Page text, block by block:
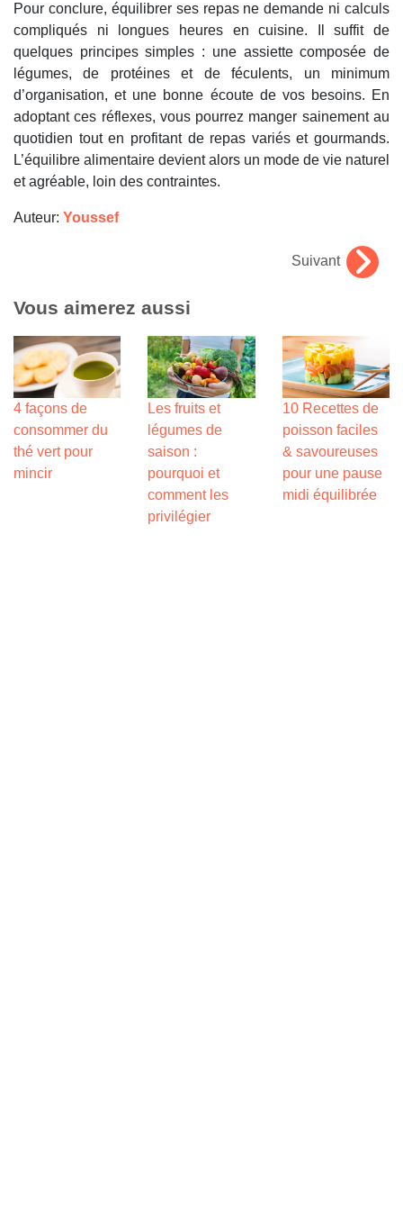
Pour conclure, équilibrer ses repas ne demande ni calculs
compliqués ni longues heures en cuisine. Il suffit de
quelques principes simples : une assiette composée de
légumes, de protéines et de féculents, un minimum
d’organisation, et une bonne écoute de vos besoins. En
adoptant ces réflexes, vous pourrez manger sainement au
quotidien tout en profitant de repas variés et gourmands.
L’équilibre alimentaire devient alors un mode de vie naturel
et agréable, loin des contraintes.
Auteur: Youssef
Suivant
Vous aimerez aussi
4 façons de
consommer du
thé vert pour
mincir
Les fruits et
légumes de
saison :
pourquoi et
comment les
privilégier
10 Recettes de
poisson faciles
& savoureuses
pour une pause
midi équilibrée